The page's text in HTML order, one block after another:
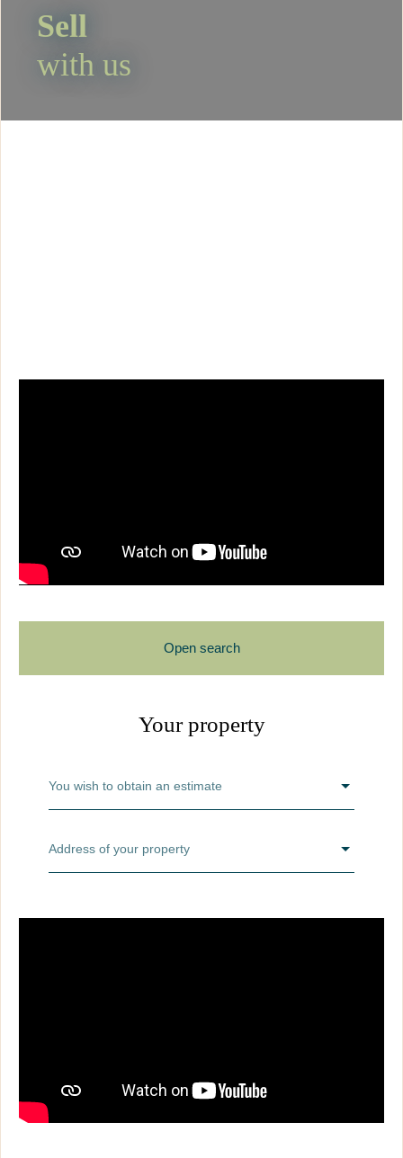
Sell
with us
Open search
Type of property
Your property
You wish to obtain an estimate
Address of your property